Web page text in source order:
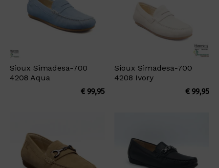
Sioux Simadesa-700
4208 Aqua
€99,95
Sioux Simadesa-700
4208 Ivory
€99,95